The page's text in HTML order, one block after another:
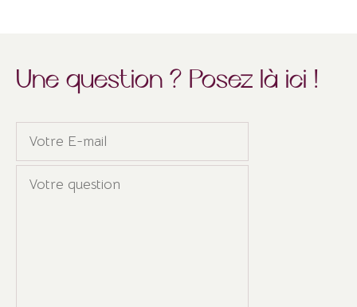
Une question ? Posez là ici !